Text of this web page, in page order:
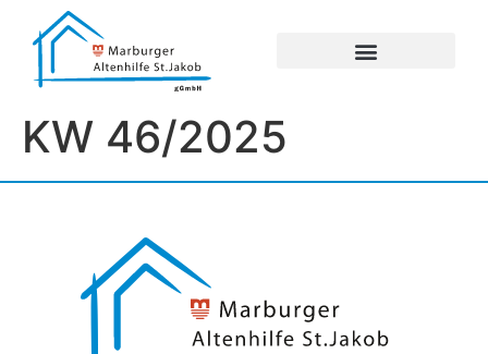
KW 46/2025